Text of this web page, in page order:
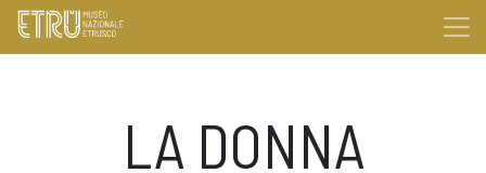
LA DONNA